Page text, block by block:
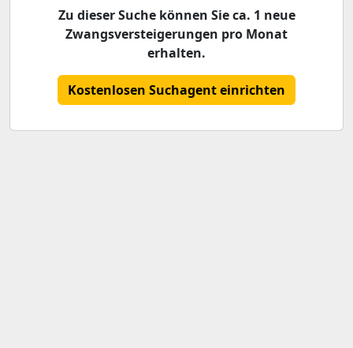
Zu dieser Suche können Sie ca. 1 neue
Zwangsversteigerungen pro Monat
erhalten.
Kostenlosen Suchagent einrichten